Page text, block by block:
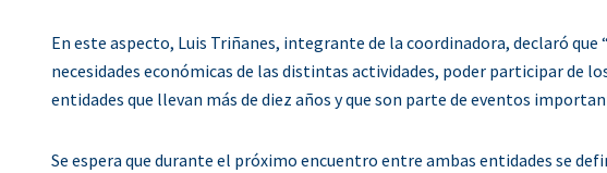
En este aspecto, Luis Triñanes, integrante de la coordinadora, declaró
necesidades económicas de las distintas actividades, poder participar de
entidades que llevan más de diez años y que son parte de eventos
Se espera que durante el próximo encuentro entre ambas entidades se